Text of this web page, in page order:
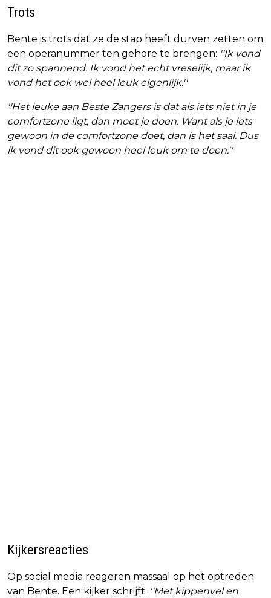
Trots
Bente is trots dat ze de stap heeft durven zetten om
een operanummer ten gehore te brengen: ''Ik vond
dit zo spannend. Ik vond het echt vreselijk, maar ik
vond het ook wel heel leuk eigenlijk.''
''Het leuke aan Beste Zangers is dat als iets niet in je
comfortzone ligt, dan moet je doen. Want als je iets
gewoon in de comfortzone doet, dan is het saai. Dus
ik vond dit ook gewoon heel leuk om te doen.''
Kijkersreacties
Op social media reageren massaal op het optreden
van Bente. Een kijker schrijft: ''Met kippenvel en